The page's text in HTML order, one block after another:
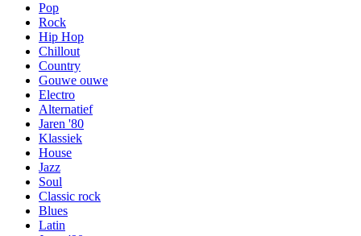
Pop
Rock
Hip Hop
Chillout
Country
Gouwe ouwe
Electro
Alternatief
Jaren '80
Klassiek
House
Jazz
Soul
Classic rock
Blues
Latin